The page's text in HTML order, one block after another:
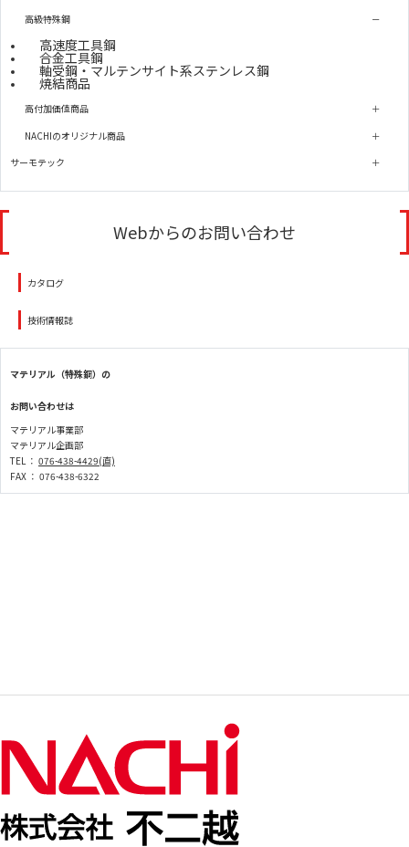
高級特殊鋼
高速度工具鋼
合金工具鋼
軸受鋼・マルテンサイト系ステンレス鋼
焼結商品
高付加価値商品
NACHIのオリジナル商品
サーモテック
Webからのお問い合わせ
カタログ
技術情報誌
マテリアル（特殊鋼）の
お問い合わせは
マテリアル事業部
マテリアル企画部
TEL ： 076-438-4429(直)
FAX ： 076-438-6322